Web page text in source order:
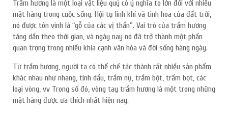
Trầm hương là một loại vật liệu quý có ý nghĩa to lớn đối với nhiều
mặt hàng trong cuộc sống. Hội tụ linh khí và tinh hoa của đất trời,
nó được tôn vinh là “gỗ của các vị thần”. Vai trò của trầm hương
tăng dần theo thời gian, và ngày nay nó đã trở thành một phần
quan trọng trong nhiều khía cạnh văn hóa và đời sống hàng ngày.
Từ trầm hương, người ta có thể chế tác thành rất nhiều sản phẩm
khác nhau như nhang, tinh dầu, trầm nụ, trầm bột, trầm bọt, các
loại vòng, vv Trong số đó, vòng tay trầm hương là một trong những
mặt hàng được ưa thích nhất hiện nay.